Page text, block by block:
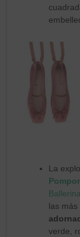
La
las
verde,